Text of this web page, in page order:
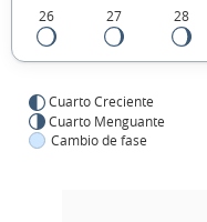
26 27 28
Cuarto Creciente
Cuarto Menguante
Cambio de fase